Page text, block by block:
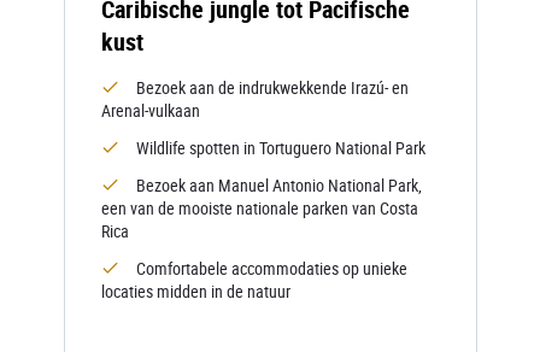
Caribische jungle tot Pacifische
kust
Bezoek aan de indrukwekkende Irazú- en
Arenal-vulkaan
Wildlife spotten in Tortuguero National Park
Bezoek aan Manuel Antonio National Park,
een van de mooiste nationale parken van Costa
Rica
Comfortabele accommodaties op unieke
locaties midden in de natuur